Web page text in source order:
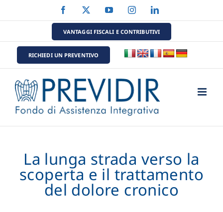
al
Facebook YouTubeInstagramLinkedIn
VANTAGGI FISCALI E CONTRIBUTIVI
RICHIEDI UN PREVENTIVO
La lunga strada verso la
scoperta e il trattamento
del dolore cronico